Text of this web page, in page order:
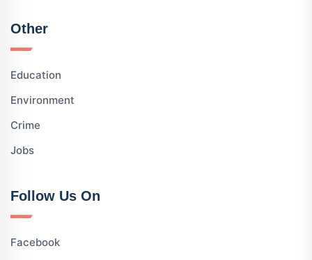
Other
Education
Environment
Crime
Jobs
Follow Us On
Facebook